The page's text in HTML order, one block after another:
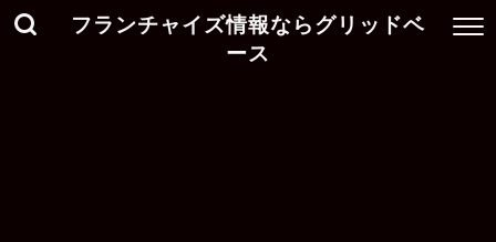
フランチャイズ情報ならグリッドベ
ース